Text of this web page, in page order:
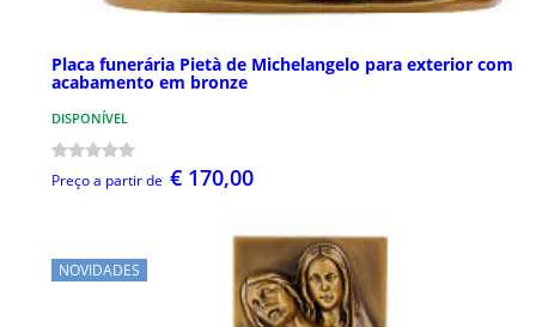
Placa funerária Pietà de Michelangelo para exterior com
acabamento em bronze
DISPONÍVEL
Preço a partir de € 170,00
NOVIDADES